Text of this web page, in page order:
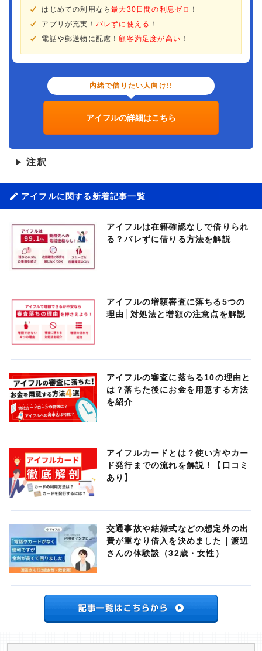
はじめての利用なら最大30日間の利息ゼロ ！
アプリが充実！ バレずに使える ！
電話や郵送物に配慮！ 顧客満足度が高い ！
内緒で借りたい人向け!!
アイフルの詳細はこちら
▶ 注釈
アイフルに関する新着記事一覧
アイフルは在籍確認なしで借りられ
る？バレずに借りる方法を解説
アイフルの増額審査に落ちる5つの
理由│対処法と増額の注意点を解説
アイフルの審査に落ちる10の理由と
は？落ちた後にお金を用意する方法
を紹介
アイフルカードとは？使い方やカー
ド発行までの流れを解説！【口コミ
あり】
交通事故や結婚式などの想定外の出
費が重なり借入を決めました｜渡辺
さんの体験談（32歳・女性）